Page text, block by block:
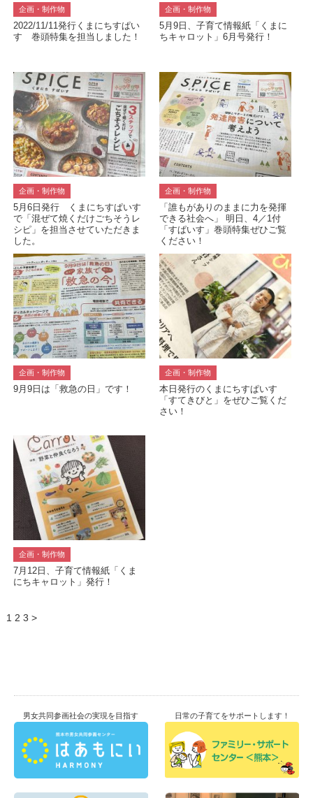
企画・制作物
2022/11/11発行くまにちすぱい
す 巻頭特集を担当しました！
企画・制作物
5月9日、子育て情報紙「くまに
ちキャロット」6月号発行！
企画・制作物
5月6日発行 くまにちすぱいす
で「混ぜて焼くだけごちそうレ
シピ」を担当させていただきま
した。
企画・制作物
「誰もがありのままに力を発揮
できる社会へ」 明日、4／1付
「すぱいす」巻頭特集ぜひご覧
ください！
企画・制作物
9月9日は「救急の日」です！
企画・制作物
本日発行のくまにちすぱいす
「すてきびと」をぜひご覧くだ
さい！
企画・制作物
7月12日、子育て情報紙「くま
にちキャロット」発行！
1 2 3 >
男女共同参画社会の実現を目指す 日常の子育てをサポートします！